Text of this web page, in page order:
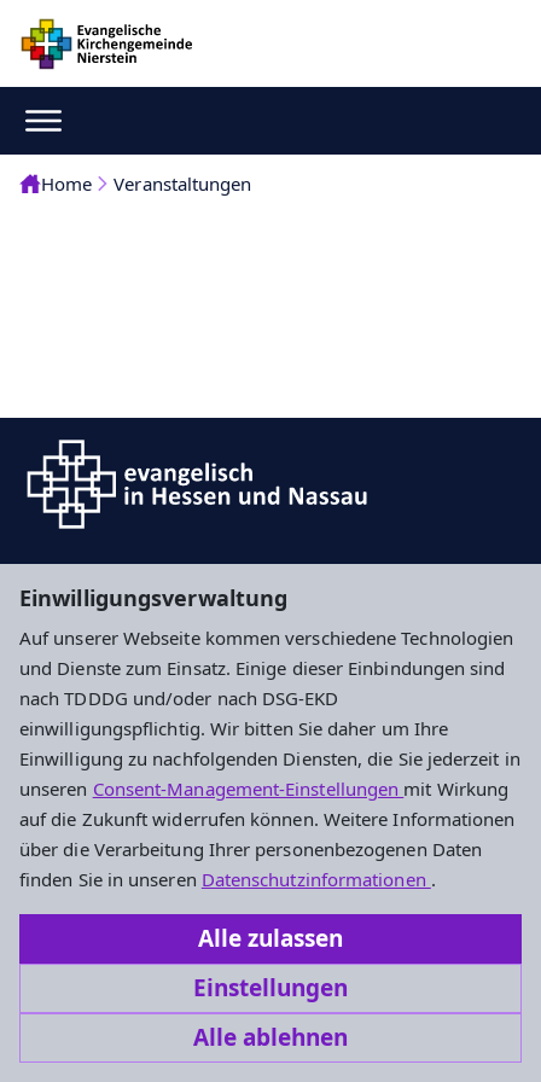
Einwilligungsverwaltung
Auf unserer Webseite kommen verschiedene Technologien
und Dienste zum Einsatz. Einige dieser Einbindungen sind
nach TDDDG und/oder nach DSG-EKD
einwilligungspflichtig. Wir bitten Sie daher um Ihre
Einwilligung zu nachfolgenden Diensten, die Sie jederzeit in
unseren Consent-Management-Einstellungen mit Wirkung
auf die Zukunft widerrufen können. Weitere Informationen
über die Verarbeitung Ihrer personenbezogenen Daten
finden Sie in unseren Datenschutzinformationen .
Alle zulassen
Einstellungen
Alle ablehnen
Home Veranstaltungen
Suche
Ev. Kirchengemeinde Nierstein
Mühlgasse 28
55283 Nierstein
Tel.: +49 6133 5687
kirchengemeinde.nierstein@ekhn.de